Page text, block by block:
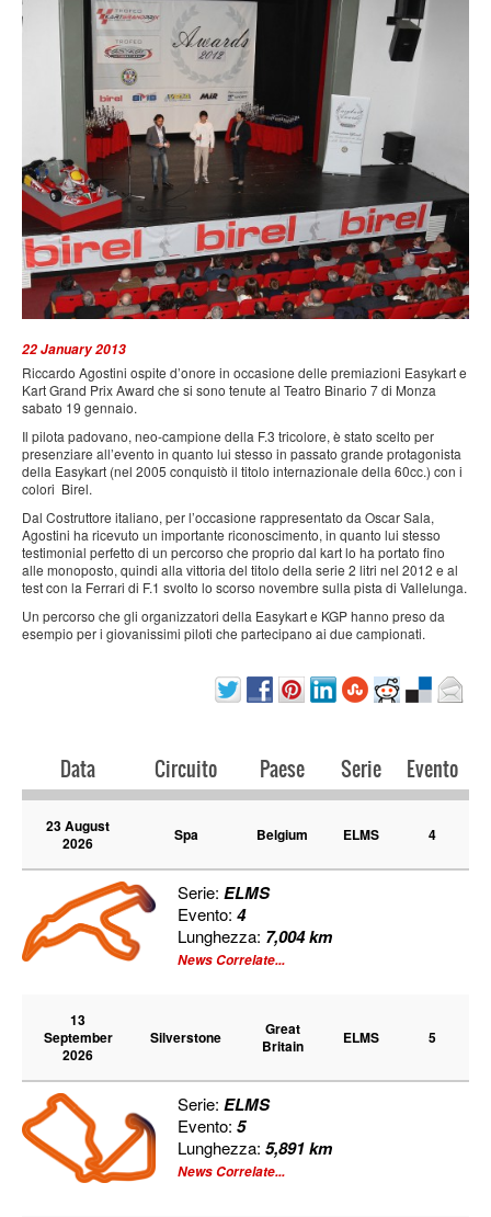
RISULTATI
MULTIMEDIA
PRESS
SPONSOR & PARTNER
CONTATTI
22 January 2013
Riccardo Agostini ospite d’onore in occasione delle premiazioni Easykart e
Kart Grand Prix Award che si sono tenute al Teatro Binario 7 di Monza
sabato 19 gennaio.
Il pilota padovano, neo-campione della F.3 tricolore, è stato scelto per
presenziare all’evento in quanto lui stesso in passato grande protagonista
della Easykart (nel 2005 conquistò il titolo internazionale della 60cc.) con i
colori Birel.
Dal Costruttore italiano, per l’occasione rappresentato da Oscar Sala,
Agostini ha ricevuto un importante riconoscimento, in quanto lui stesso
testimonial perfetto di un percorso che proprio dal kart lo ha portato fino
alle monoposto, quindi alla vittoria del titolo della serie 2 litri nel 2012 e al
test con la Ferrari di F.1 svolto lo scorso novembre sulla pista di Vallelunga.
Un percorso che gli organizzatori della Easykart e KGP hanno preso da
esempio per i giovanissimi piloti che partecipano ai due campionati.
Data Circuito Paese Serie Evento
23 August
2026
Spa Belgium ELMS 4
Serie:ELMS
Evento:4
Lunghezza: 7,004 km
News Correlate...
13
September
2026
Silverstone
Great
Britain
ELMS 5
Serie:ELMS
Evento:5
Lunghezza:5,891 km
News Correlate...